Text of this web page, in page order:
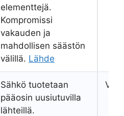
elementtejä.
Kompromissi
vakauden ja
mahdollisen säästön
välillä. Lähde
Sähkö tuotetaan
pääosin uusiutuvilla
lähteillä.